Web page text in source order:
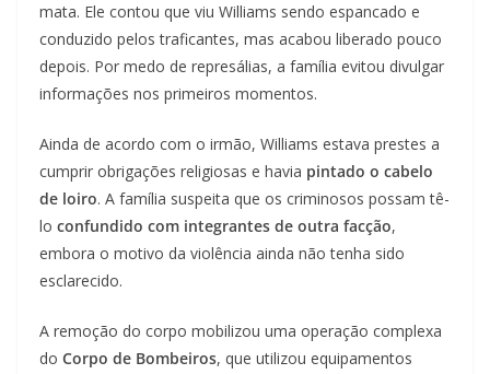
mata. Ele contou que viu Williams sendo espancado e
conduzido pelos traficantes, mas acabou liberado pouco
depois. Por medo de represálias, a família evitou divulgar
informações nos primeiros momentos.
Ainda de acordo com o irmão, Williams estava prestes a
cumprir obrigações religiosas e havia pintado o cabelo
de loiro. A família suspeita que os criminosos possam tê-
lo confundido com integrantes de outra facção,
embora o motivo da violência ainda não tenha sido
esclarecido.
A remoção do corpo mobilizou uma operação complexa
do Corpo de Bombeiros, que utilizou equipamentos